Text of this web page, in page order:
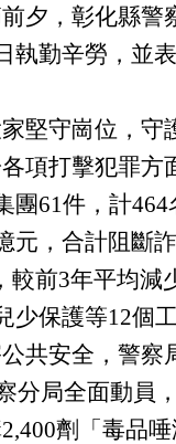
夕，彰化縣警
執勤辛勞，並
守崗位，守
項打擊犯罪方
團61件，計
元，合計阻斷
前3年平均減
少保護等12個
共安全，警察
分局全面動員
劑「毒品